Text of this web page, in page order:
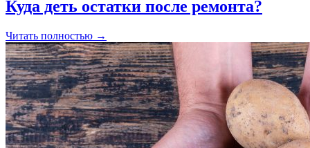
Куда деть остатки после ремонта?
Читать полностью →